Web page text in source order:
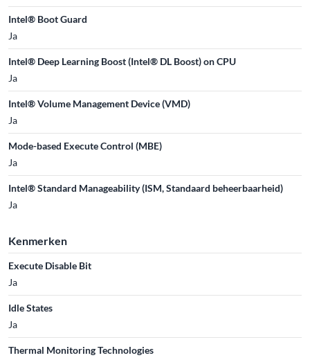
Intel® Boot Guard
Ja
Intel® Deep Learning Boost (Intel® DL Boost) on CPU
Ja
Intel® Volume Management Device (VMD)
Ja
Mode-based Execute Control (MBE)
Ja
Intel® Standard Manageability (ISM, Standaard beheerbaarheid)
Ja
Kenmerken
Execute Disable Bit
Ja
Idle States
Ja
Thermal Monitoring Technologies